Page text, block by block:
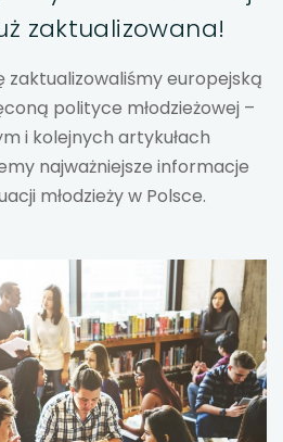
link otwiera się w nowej karcie
link otwiera się w nowej karcie
link otwiera się w nowej karcie
link otwiera się w nowej karcie
link otwiera się w nowej karcie
link otwiera się w nowej karcie
link otwiera się w nowej karcie
zaktualizowana!
zaktualizowaliśmy europejską
polityce młodzieżowej –
i kolejnych artykułach
najważniejsze informacje
młodzieży w Polsce.